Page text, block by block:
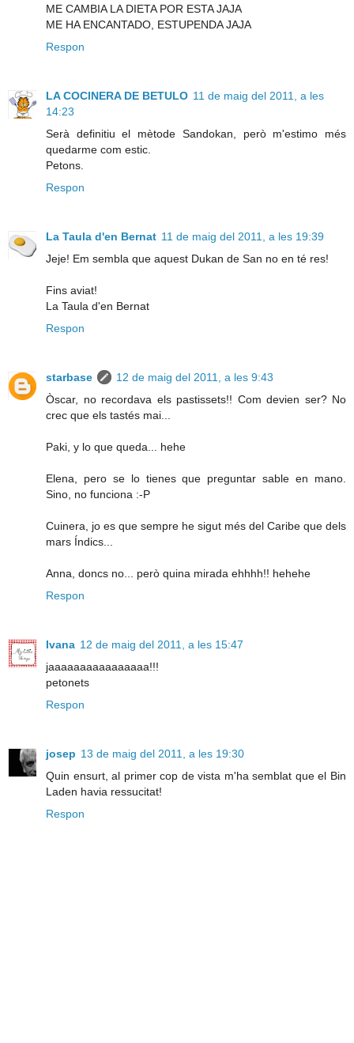
ME CAMBIA LA DIETA POR ESTA JAJA
ME HA ENCANTADO, ESTUPENDA JAJA
Respon
LA COCINERA DE BETULO 11 de maig del 2011, a les
14:23
Serà definitiu el mètode Sandokan, però m'estimo més
quedarme com estic.
Petons.
Respon
La Taula d'en Bernat 11 de maig del 2011, a les 19:39
Jeje! Em sembla que aquest Dukan de San no en té res!
Fins aviat!
La Taula d'en Bernat
Respon
starbase
12 de maig del 2011, a les 9:43
Òscar, no recordava els pastissets!! Com devien ser? No
crec que els tastés mai...
Paki, y lo que queda... hehe
Elena, pero se lo tienes que preguntar sable en mano.
Sino, no funciona :-P
Cuinera, jo es que sempre he sigut més del Caribe que dels
mars Índics...
Anna, doncs no... però quina mirada ehhhh!! hehehe
Respon
Ivana 12 de maig del 2011, a les 15:47
jaaaaaaaaaaaaaaaa!!!
petonets
Respon
josep 13 de maig del 2011, a les 19:30
Quin ensurt, al primer cop de vista m'ha semblat que el Bin
Laden havia ressucitat!
Respon